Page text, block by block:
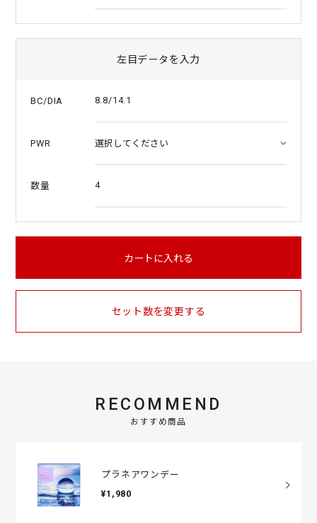
左目データを入力
BC/DIA 8.8/14.1
PWR
数量 4
カートに入れる
セット数を変更する
RECOMMEND
おすすめ商品
プラネアワンデー
¥1,980